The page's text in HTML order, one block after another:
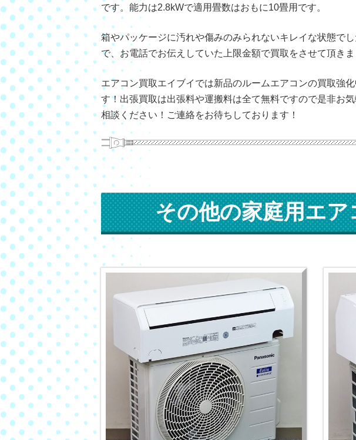
です。能力は2.8kWで適用畳数はおもに10畳用です。
箱やパッケージに汚れや傷みのみられないキレイな状態で
で、お電話でお伝えしていた上限金額で買取をさせて頂きま
エアコン買取エイブイでは新品のルームエアコンの買取強
す！出張買取は出張料や運搬料は全て無料ですので是非お
相談ください！ご連絡をお待ちしております！
その他の家庭用エア